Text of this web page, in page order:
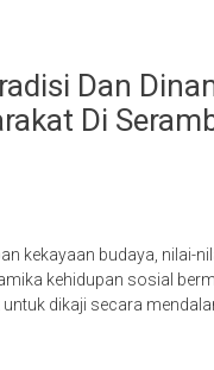
Dan
Di
kekayaan budaya, nilai-
kehidupan sosial
dikaji secara